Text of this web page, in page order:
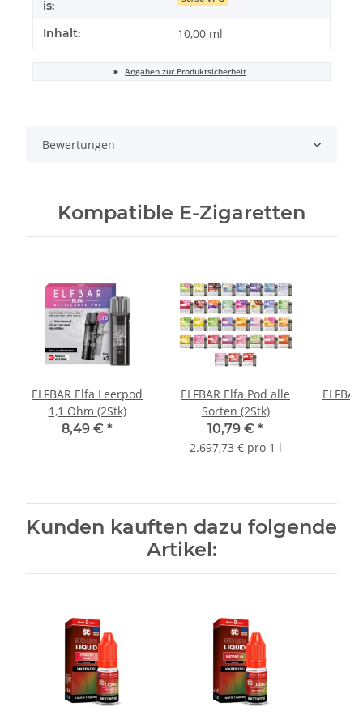
is:
Inhalt: 10,00 ml
Angaben zur Produktsicherheit
Bewertungen
Kompatible E-Zigaretten
ELFBAR Elfa Leerpod
1,1 Ohm (2Stk)
8,49 € *
ELFBAR Elfa Pod alle
Sorten (2Stk)
10,79 € *
2.697,73 € pro 1 l
Kunden kauften dazu folgende
Artikel: